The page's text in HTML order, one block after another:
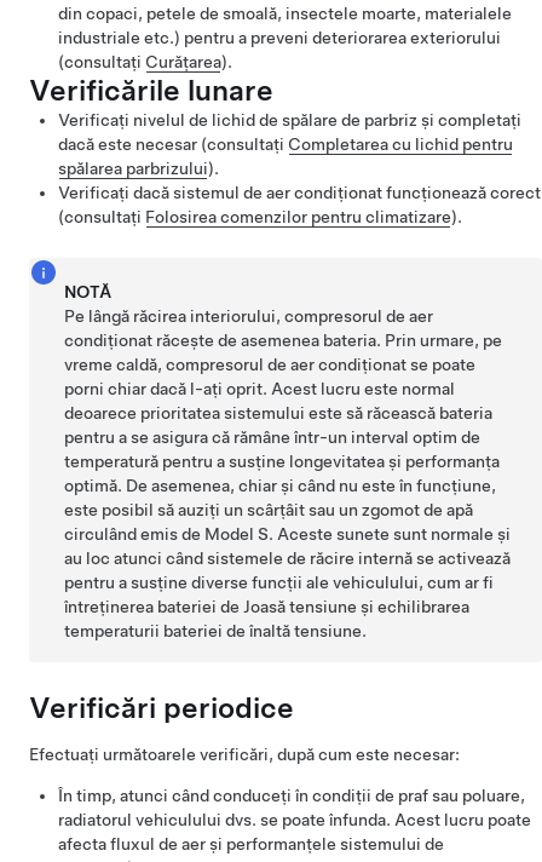
din copaci, petele de smoală, insectele moarte, materialele
industriale etc.) pentru a preveni deteriorarea exteriorului
(consultați Curățarea).
Verificările lunare
Verificați nivelul de lichid de spălare de parbriz și completați
dacă este necesar (consultați Completarea cu lichid pentru
spălarea parbrizului).
Verificați dacă sistemul de aer condiționat funcționează corect
(consultați Folosirea comenzilor pentru climatizare).
NOTĂ
Pe lângă răcirea interiorului, compresorul de aer
condiționat răcește de asemenea bateria. Prin urmare, pe
vreme caldă, compresorul de aer condiționat se poate
porni chiar dacă l-ați oprit. Acest lucru este normal
deoarece prioritatea sistemului este să răcească bateria
pentru a se asigura că rămâne într-un interval optim de
temperatură pentru a susține longevitatea și performanța
optimă. De asemenea, chiar și când nu este în funcțiune,
este posibil să auziți un scârțâit sau un zgomot de apă
circulând emis de Model S. Aceste sunete sunt normale și
au loc atunci când sistemele de răcire internă se activează
pentru a susține diverse funcții ale vehiculului, cum ar fi
întreținerea bateriei de Joasă tensiune și echilibrarea
temperaturii bateriei de înaltă tensiune.
Verificări periodice
Efectuați următoarele verificări, după cum este necesar:
În timp, atunci când conduceți în condiții de praf sau poluare,
radiatorul vehiculului dvs. se poate înfunda. Acest lucru poate
afecta fluxul de aer și performanțele sistemului de